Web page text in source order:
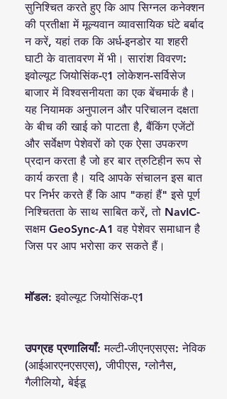
सुनिश्चित करते हुए कि आप सिग्नल कनेक्शन
की प्रतीक्षा में मूल्यवान व्यावसायिक घंटे बर्बाद
न करें, यहां तक कि अर्ध-इनडोर या शहरी
घाटी के वातावरण में भी। सारांश विवरण:
इवोल्यूट जियोसिंक-ए1 लोकेशन-सर्विसेज
बाजार में विश्वसनीयता का एक बेंचमार्क है।
यह नियामक अनुपालन और परिचालन दक्षता
के बीच की खाई को पाटता है, बैंकिंग एजेंटों
और सर्वेक्षण पेशेवरों को एक ऐसा उपकरण
प्रदान करता है जो हर बार त्रुटिहीन रूप से
कार्य करता है। यदि आपके संचालन इस बात
पर निर्भर करते हैं कि आप "कहां हैं" इसे पूर्ण
निश्चितता के साथ साबित करें, तो NavIC-
सक्षम GeoSync-A1 वह पेशेवर समाधान है
जिस पर आप भरोसा कर सकते हैं।
मॉडल: इवोल्यूट जियोसिंक-ए1
उपग्रह प्रणालियाँ: मल्टी-जीएनएसएस: नेविक
(आईआरएनएसएस), जीपीएस, ग्लोनैस,
गैलीलियो, बेईडू